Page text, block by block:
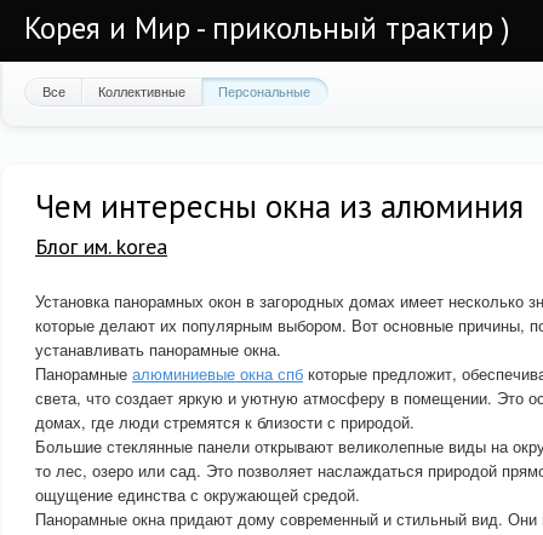
Корея и Мир - прикольный трактир )
Все Коллективные Персональные
Чем интересны окна из алюминия
Блог им. korea
Установка панорамных окон в загородных домах имеет несколько
которые делают их популярным выбором. Вот основные причины,
устанавливать панорамные окна.
Панорамные алюминиевые окна спб которые предложит,
света, что создает яркую и уютную атмосферу в помещении. Это
домах, где люди стремятся к близости с природой.
Большие стеклянные панели открывают великолепные виды на
то лес, озеро или сад. Это позволяет наслаждаться природой
ощущение единства с окружающей средой.
Панорамные окна придают дому современный и стильный вид. Они